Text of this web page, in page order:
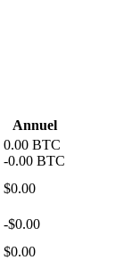
Annuel
0.00 BTC
-0.00 BTC
$0.00
-$0.00
$0.00